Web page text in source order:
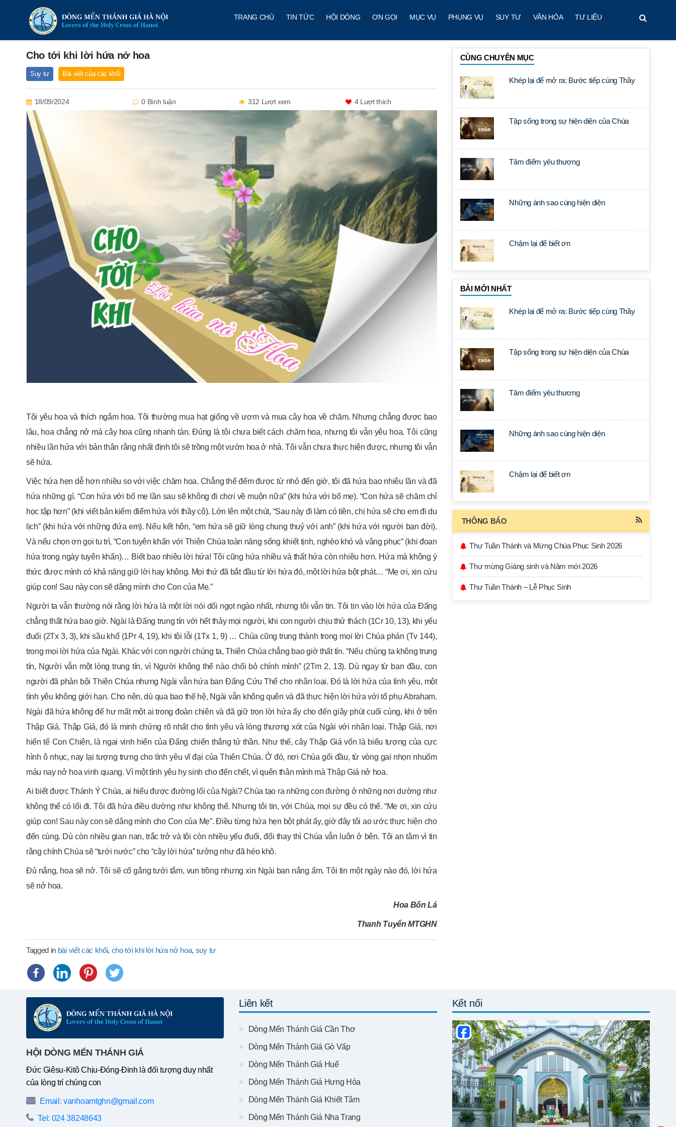
TRANG CHỦ TIN TỨC HỘI DÒNG ƠN GỌI MỤC VỤ PHỤNG VỤ SUY TƯ VĂN HÓA TƯ LIỆU
Cho tới khi lời hứa nở hoa
Suy tư Bài viết của các khối
18/09/2024 0 Bình luận 312 Lượt xem 4Lượt thích
Tôi yêu hoa và thích ngắm hoa. Tôi thường mua hạt giống về ươm và mua cây hoa về chăm. Nhưng chẳng được bao
lâu, hoa chẳng nở mà cây hoa cũng nhanh tàn. Đúng là tôi chưa biết cách chăm hoa, nhưng tôi vẫn yêu hoa. Tôi cũng
nhiều lần hứa với bản thân rằng nhất định tôi sẽ trồng một vườn hoa ở nhà. Tôi vẫn chưa thực hiện được, nhưng tôi vẫn
sẽ hứa.
Việc hứa hẹn dễ hơn nhiều so với việc chăm hoa. Chẳng thể đếm được từ nhỏ đến giờ, tôi đã hứa bao nhiêu lần và đã
hứa những gì. “Con hứa với bố mẹ lần sau sẽ không đi chơi về muộn nữa” (khi hứa với bố mẹ). “Con hứa sẽ chăm chỉ
học tập hơn” (khi viết bản kiểm điểm hứa với thầy cô). Lớn lên một chút, “Sau này đi làm có tiền, chị hứa sẽ cho em đi du
lịch” (khi hứa với những đứa em). Nếu kết hôn, “em hứa sẽ giữ lòng chung thuỷ với anh” (khi hứa với người bạn đời).
Và nếu chọn ơn gọi tu trì, “Con tuyên khấn với Thiên Chúa toàn năng sống khiết tịnh, nghèo khó và vâng phục” (khi đoan
hứa trong ngày tuyên khấn)… Biết bao nhiêu lời hứa! Tôi cũng hứa nhiều và thất hứa còn nhiều hơn. Hứa mà không ý
thức được mình có khả năng giữ lời hay không. Mọi thứ đã bắt đầu từ lời hứa đó, một lời hứa bột phát… “Mẹ ơi, xin cứu
giúp con! Sau này con sẽ dâng mình cho Con của Mẹ.”
Người ta vẫn thường nói rằng lời hứa là một lời nói dối ngọt ngào nhất, nhưng tôi vẫn tin. Tôi tin vào lời hứa của Đấng
chẳng thất hứa bao giờ. Ngài là Đấng trung tín với hết thảy mọi người, khi con người chịu thử thách (1Cr 10, 13), khi yếu
đuối (2Tx 3, 3), khi sầu khổ (1Pr 4, 19), khi tội lỗi (1Tx 1, 9) … Chúa cũng trung thành trong mọi lời Chúa phán (Tv 144),
trong mọi lời hứa của Ngài. Khác với con người chúng ta, Thiên Chúa chẳng bao giờ thất tín. “Nếu chúng ta không trung
tín, Người vẫn một lòng trung tín, vì Người không thể nào chối bỏ chính mình” (2Tm 2, 13). Dù ngay từ ban đầu, con
người đã phản bội Thiên Chúa nhưng Ngài vẫn hứa ban Đấng Cứu Thế cho nhân loại. Đó là lời hứa của tình yêu, một
tình yêu không giới hạn. Cho nên, dù qua bao thế hệ, Ngài vẫn không quên và đã thực hiện lời hứa với tổ phụ Abraham.
Ngài đã hứa không để hư mất một ai trong đoàn chiên và đã giữ trọn lời hứa ấy cho đến giây phút cuối cùng, khi ở trên
Thập Giá. Thập Giá, đó là minh chứng rõ nhất cho tình yêu và lòng thương xót của Ngài với nhân loại. Thập Giá, nơi
hiến tế Con Chiên, là ngai vinh hiển của Đấng chiến thắng tử thần. Như thế, cây Thập Giá vốn là biểu tượng của cực
hình ô nhục, nay lại tượng trưng cho tình yêu vĩ đại của Thiên Chúa. Ở đó, nơi Chúa gối đầu, từ vòng gai nhọn nhuốm
máu nay nở hoa vinh quang. Vì một tình yêu hy sinh cho đến chết, vì quên thân mình mà Thập Giá nở hoa.
Ai biết được Thánh Ý Chúa, ai hiểu được đường lối của Ngài? Chúa tạo ra những con đường ở những nơi dường như
không thể có lối đi. Tôi đã hứa điều dường như không thể. Nhưng tôi tin, với Chúa, mọi sự đều có thể. “Mẹ ơi, xin cứu
giúp con! Sau này con sẽ dâng mình cho Con của Mẹ”. Điều từng hứa hẹn bột phát ấy, giờ đây tôi ao ước thực hiện cho
đến cùng. Dù còn nhiều gian nan, trắc trở và tôi còn nhiều yếu đuối, đổi thay thì Chúa vẫn luôn ở bên. Tôi an tâm vì tin
rằng chính Chúa sẽ “tưới nước” cho “cây lời hứa” tưởng như đã héo khô.
Đủ nắng, hoa sẽ nở. Tôi sẽ cố gắng tưới tắm, vun trồng nhưng xin Ngài ban nắng ấm. Tôi tin một ngày nào đó, lời hứa
sẽ nở hoa.
Hoa Bốn Lá
Thanh Tuyển MTGHN
Tagged in bài viết các khối, cho tới khi lời hứa nở hoa, suy tư
CÙNG CHUYÊN MỤC
Khép lại để mở ra: Bước tiếp cùng Thầy
Tập sống trong sự hiện diện của Chúa
Tâm điểm yêu thương
Những ánh sao cùng hiện diện
Chậm lại để biết ơn
BÀI MỚI NHẤT
Khép lại để mở ra: Bước tiếp cùng Thầy
Tập sống trong sự hiện diện của Chúa
Tâm điểm yêu thương
Những ánh sao cùng hiện diện
Chậm lại để biết ơn
THÔNG BÁO
Thư Tuần Thánh và Mừng Chúa Phục Sinh 2026
Thư mừng Giáng sinh và Năm mới 2026
Thư Tuần Thánh – Lễ Phục Sinh
HỘI DÒNG MẾN THÁNH GIÁ
Đức Giêsu-Kitô Chịu-Đóng-Đinh là đối tượng duy nhất
của lòng trí chúng con
Email: vanhoamtghn@gmail.com
Tel: 024 38248643
Liên kết
Dòng Mến Thánh Giá Cần Thơ
Dòng Mến Thánh Giá Gò Vấp
Dòng Mến Thánh Giá Huế
Dòng Mến Thánh Giá Hưng Hóa
Dòng Mến Thánh Giá Khiết Tâm
Dòng Mến Thánh Giá Nha Trang
Kết nối